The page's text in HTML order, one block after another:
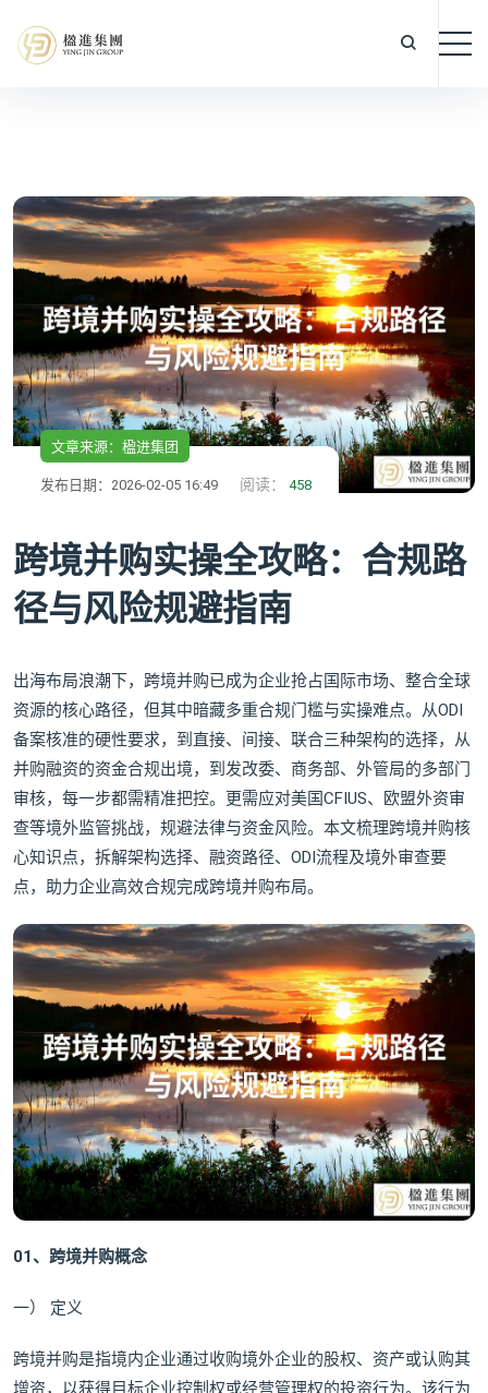
文章来源：楹进集团
发布日期：2026-02-05 16:49 阅读： 458
跨境并购实操全攻略：合规路
径与风险规避指南
出海布局浪潮下，跨境并购已成为企业抢占国际市场、整合全球
资源的核心路径，但其中暗藏多重合规门槛与实操难点。从ODI
备案核准的硬性要求，到直接、间接、联合三种架构的选择，从
并购融资的资金合规出境，到发改委、商务部、外管局的多部门
审核，每一步都需精准把控。更需应对美国CFIUS、欧盟外资审
查等境外监管挑战，规避法律与资金风险。本文梳理跨境并购核
心知识点，拆解架构选择、融资路径、ODI流程及境外审查要
点，助力企业高效合规完成跨境并购布局。
01、跨境并购概念
一） 定义
跨境并购是指境内企业通过收购境外企业的股权、资产或认购其
增资，以获得目标企业控制权或经营管理权的投资行为。该行为